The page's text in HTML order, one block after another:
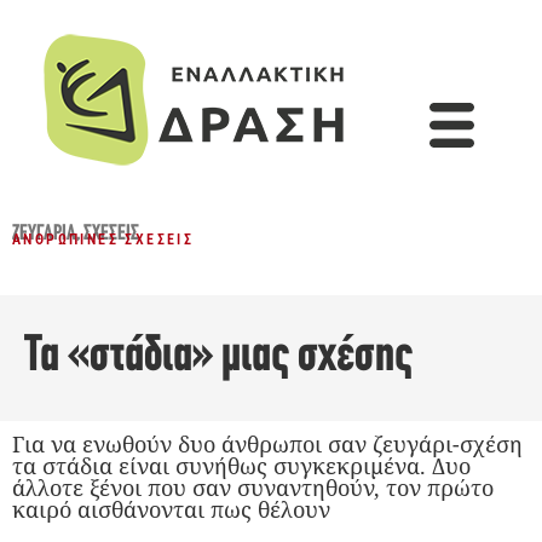
ΖΕΥΓΆΡΙΑ,ΣΧΈΣΕΙΣ
ΑΝΘΡΏΠΙΝΕΣ ΣΧΈΣΕΙΣ
Τα «στάδια» μιας σχέσης
Για να ενωθούν δυο άνθρωποι σαν ζευγάρι-σχέση
τα στάδια είναι συνήθως συγκεκριμένα. Δυο
άλλοτε ξένοι που σαν συναντηθούν, τον πρώτο
καιρό αισθάνονται πως θέλουν